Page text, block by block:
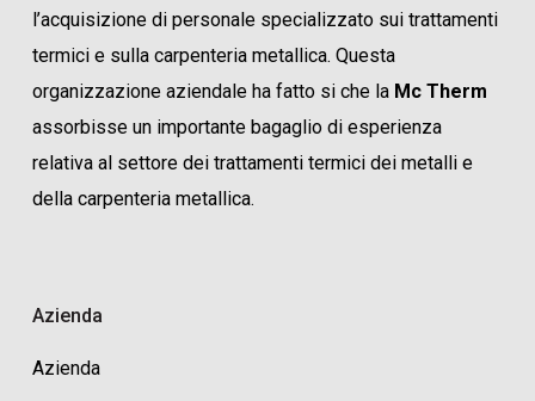
l’acquisizione di personale specializzato sui trattamenti
termici e sulla carpenteria metallica. Questa
organizzazione aziendale ha fatto si che la Mc Therm
assorbisse un importante bagaglio di esperienza
relativa al settore dei trattamenti termici dei metalli e
della carpenteria metallica.
Azienda
Azienda